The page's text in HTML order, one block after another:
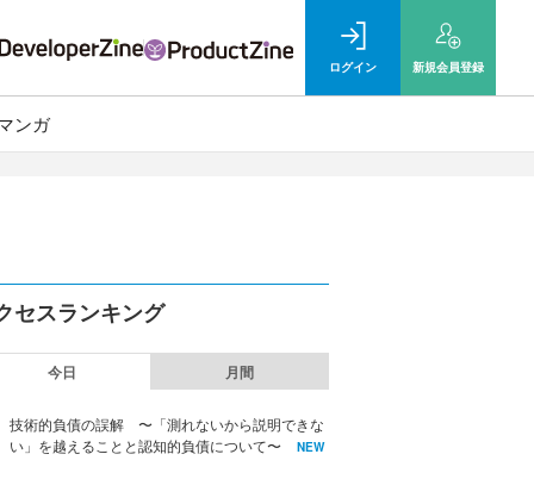
ログイン 新規会員登録
ンガ
セスランキング
今日 月間
技術的負債の誤解 〜「測れないから説明できな
い」を越えることと認知的負債について〜
NEW